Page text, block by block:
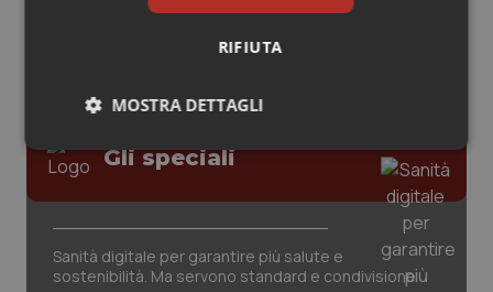
Umbria
Malattie rare
Oftalmologia
Gli speciali
Sanità digitale per garantire più salute e
sostenibilità. Ma servono standard e condivisione
RIFIUTA
MOSTRA DETTAGLI
Necessari Statistici Marketing